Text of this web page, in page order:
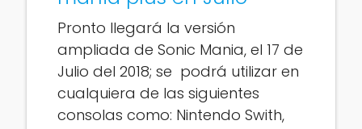
Pronto llegará la versión
ampliada de Sonic Mania, el 17 de
Julio del 2018; se podrá utilizar en
cualquiera de las siguientes
consolas como: Nintendo Swith,